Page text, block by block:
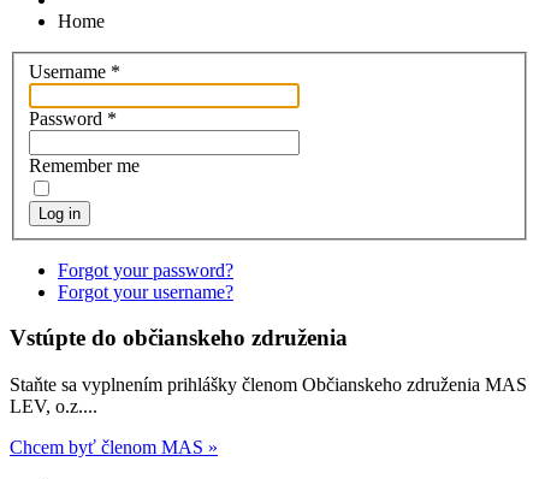
Home
Username *
Password *
Remember me
Log in
Forgot your password?
Forgot your username?
Vstúpte do občianskeho združenia
Staňte sa vyplnením prihlášky členom Občianskeho združenia MAS
LEV, o.z....
Chcem byť členom MAS »